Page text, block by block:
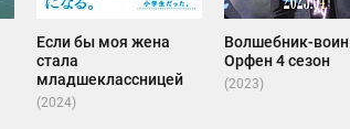
Если бы моя жена
стала
младшеклассницей
(2024)
Волшебник-воин
Орфен 4 сезон
(2023)